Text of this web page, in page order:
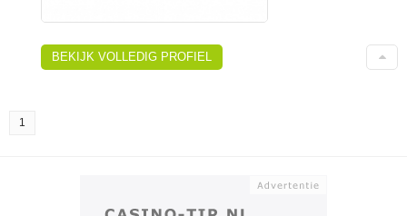
BEKIJK VOLLEDIG PROFIEL
1